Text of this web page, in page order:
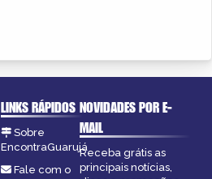
LINKS RÁPIDOS
Sobre
EncontraGuarujá
Fale com o
NOVIDADES POR E-
MAIL
Receba grátis as
principais notícias,